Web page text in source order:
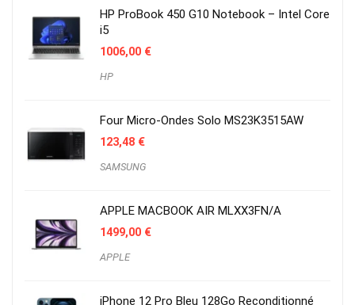
HP ProBook 450 G10 Notebook – Intel Core
i5
1006,00 €
HP
Four Micro-Ondes Solo MS23K3515AW
123,48 €
SAMSUNG
APPLE MACBOOK AIR MLXX3FN/A
1499,00 €
APPLE
iPhone 12 Pro Bleu 128Go Reconditionné